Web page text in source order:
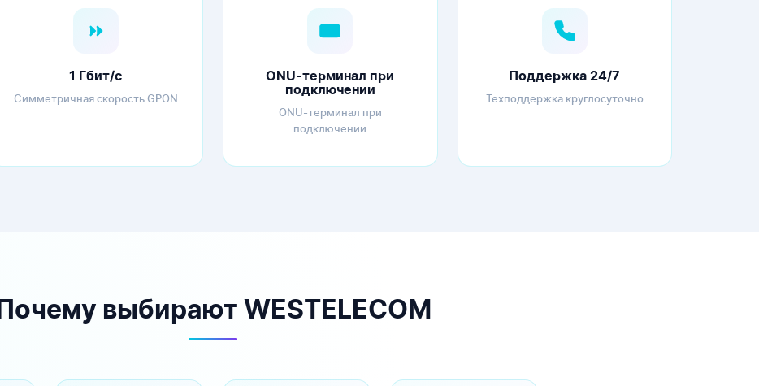
1 Гбит/с
Симметричная скорость GPON
ONU-терминал при
подключении
ONU-терминал при
подключении
Поддержка 24/7
Техподдержка круглосуточно
Почему выбирают WESTELECOM